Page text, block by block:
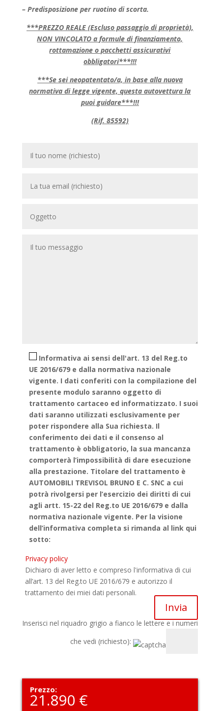
– Predisposizione per ruotino di scorta.
***PREZZO REALE (Escluso passaggio di proprietà),
NON VINCOLATO a formule di finanziamento,
rottamazione o pacchetti assicurativi
obbligatori***!!!
***Se sei neopatentato/a, in base alla nuova
normativa di legge vigente, questa autovettura la
puoi guidare***!!!
(Rif. 85592)
Informativa ai sensi dell'art. 13 del Reg.to
UE 2016/679 e dalla normativa nazionale
vigente. I dati conferiti con la compilazione del
presente modulo saranno oggetto di
trattamento cartaceo ed informatizzato. I suoi
dati saranno utilizzati esclusivamente per
poter rispondere alla Sua richiesta. Il
conferimento dei dati e il consenso al
trattamento è obbligatorio, la sua mancanza
comporterà l’impossibilità di dare esecuzione
alla prestazione. Titolare del trattamento è
AUTOMOBILI TREVISOL BRUNO E C. SNC a cui
potrà rivolgersi per l’esercizio dei diritti di cui
agli artt. 15-22 del Reg.to UE 2016/679 e dalla
normativa nazionale vigente. Per la visione
dell’informativa completa si rimanda al link qui
sotto:
Privacy policy
Dichiaro di aver letto e compreso l'informativa di cui
all’art. 13 del Reg.to UE 2016/679 e autorizzo il
trattamento dei miei dati personali.
Inserisci nel riquadro grigio a fianco le lettere e i numeri
che vedi (richiesto):
Prezzo:
21.890 €